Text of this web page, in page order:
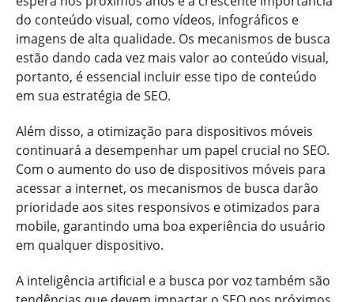
do conteúdo visual, como vídeos, infográficos e
imagens de alta qualidade. Os mecanismos de busca
estão dando cada vez mais valor ao conteúdo visual,
portanto, é essencial incluir esse tipo de conteúdo
em sua estratégia de SEO.
Além disso, a otimização para dispositivos móveis
continuará a desempenhar um papel crucial no SEO.
Com o aumento do uso de dispositivos móveis para
acessar a internet, os mecanismos de busca darão
prioridade aos sites responsivos e otimizados para
mobile, garantindo uma boa experiência do usuário
em qualquer dispositivo.
A inteligência artificial e a busca por voz também são